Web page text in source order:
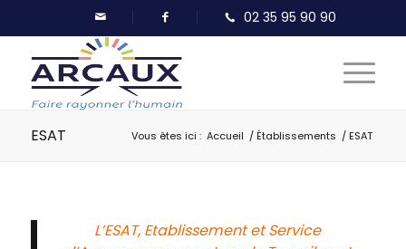
ESAT Vous êtes ici : Accueil / Établissements / ESAT
L’ESAT, Etablissement et Service